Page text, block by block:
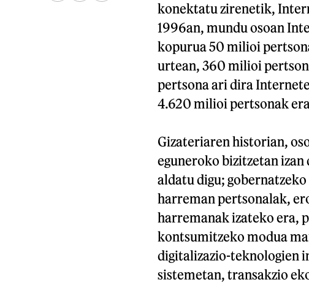
konektatu zirenetik,
1996an, mundu osoan
kopurua 50 milioi
urtean, 360 milioi
pertsona ari dira
4.620 milioi pertsonak
Gizateriaren historian,
eguneroko bizitzetan izan
aldatu digu;
harreman pertsonalak,
harremanak izateko era,
kontsumitzeko modua
digitalizazio-teknologien
sistemetan, transakzio